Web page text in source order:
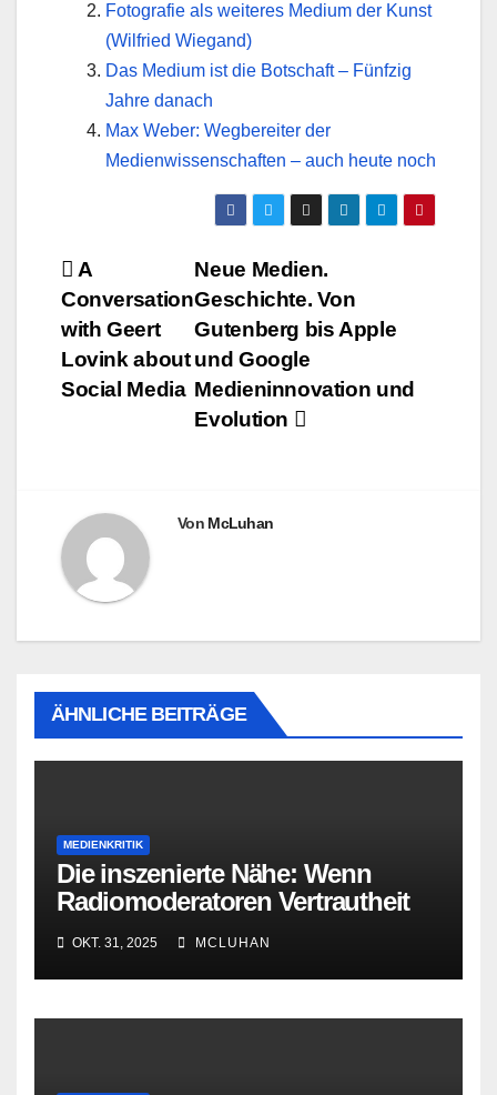
Fotografie als weiteres Medium der Kunst
(Wilfried Wiegand)
Das Medium ist die Botschaft – Fünfzig
Jahre danach
Max Weber: Wegbereiter der
Medienwissenschaften – auch heute noch
Beitragsnavigation
Neue Medien.
Geschichte. Von
Gutenberg bis Apple
und Google
Medieninnovation und
Evolution
A
Conversation
with Geert
Lovink about
Social Media
Von McLuhan
ÄHNLICHE BEITRÄGE
MEDIENKRITIK
Die inszenierte Nähe: Wenn
Radiomoderatoren Vertrautheit
OKT. 31, 2025 MCLUHAN